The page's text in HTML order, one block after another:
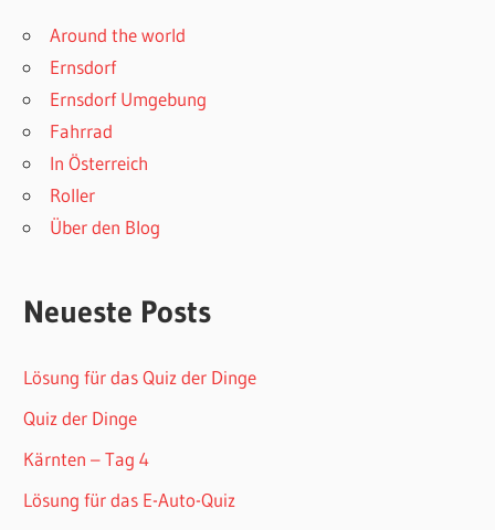
Around the world
Ernsdorf
Ernsdorf Umgebung
Fahrrad
In Österreich
Roller
Über den Blog
Neueste Posts
Lösung für das Quiz der Dinge
Quiz der Dinge
Kärnten – Tag 4
Lösung für das E-Auto-Quiz